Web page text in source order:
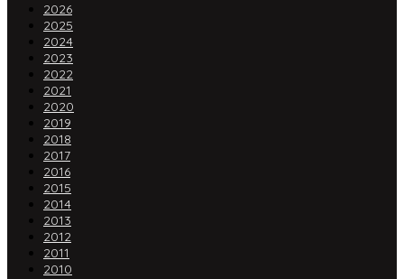
2026
2025
2024
2023
2022
2021
2020
2019
2018
2017
2016
2015
2014
2013
2012
2011
2010